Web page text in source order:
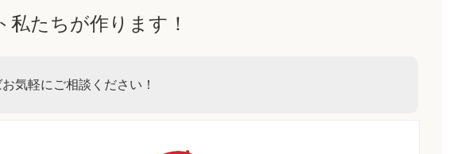
たちが作ります！
気軽にご相談ください！